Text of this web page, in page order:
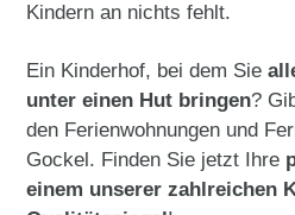
Kindern an nichts fehlt.
Ein Kinderhof, bei dem Sie
unter einen Hut bringen?
den Ferienwohnungen und
Gockel. Finden Sie jetzt Ihre
einem unserer zahlreichen